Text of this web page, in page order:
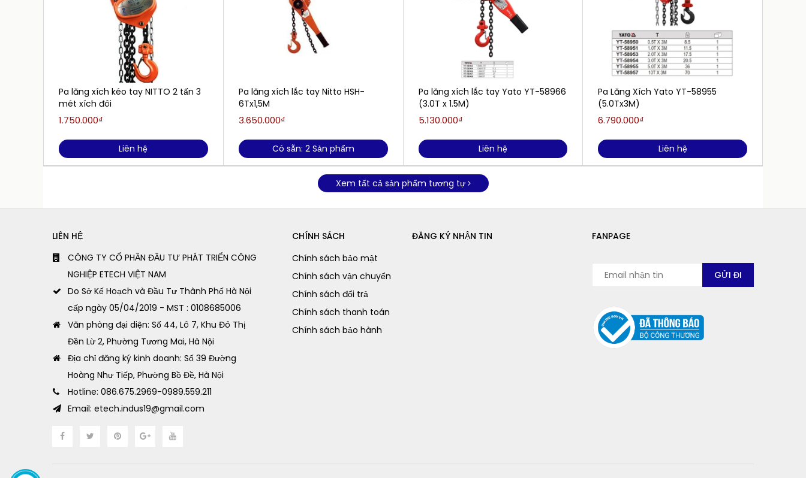
Pa lăng xích kéo tay NITTO 2 tấn 3
mét xích đôi
1.750.000₫
Liên hệ
Pa lăng xích lắc tay Nitto HSH-
6Tx1,5M
3.650.000₫
Có sẵn: 2 Sản phẩm
Pa lăng xích lắc tay Yato YT-58966
(3.0T x 1.5M)
5.130.000₫
Liên hệ
Pa Lăng Xích Yato YT-58955
(5.0Tx3M)
6.790.000₫
Liên hệ
Xem tất cả sản phẩm tương tự
LIÊN HỆ
CÔNG TY CỔ PHẦN ĐẦU TƯ PHÁT TRIỂN CÔNG
NGHIỆP ETECH VIỆT NAM
Do Sở Kế Hoạch và Đầu Tư Thành Phố Hà Nội
cấp ngày 05/04/2019 - MST : 0108685006
Văn phòng đại diện: Số 44, Lô 7, Khu Đô Thị
Đền Lừ 2, Phường Tương Mai, Hà Nội
Địa chỉ đăng ký kinh doanh: Số 39 Đường
Hoàng Như Tiếp, Phường Bồ Đề, Hà Nội
Hotline: 086.675.2969-0989.559.211
Email: etech.indus19@gmail.com
CHÍNH SÁCH
Chính sách bảo mật
Chính sách vận chuyển
Chính sách đổi trả
Chính sách thanh toán
Chính sách bảo hành
ĐĂNG KÝ NHẬN TIN FANPAGE